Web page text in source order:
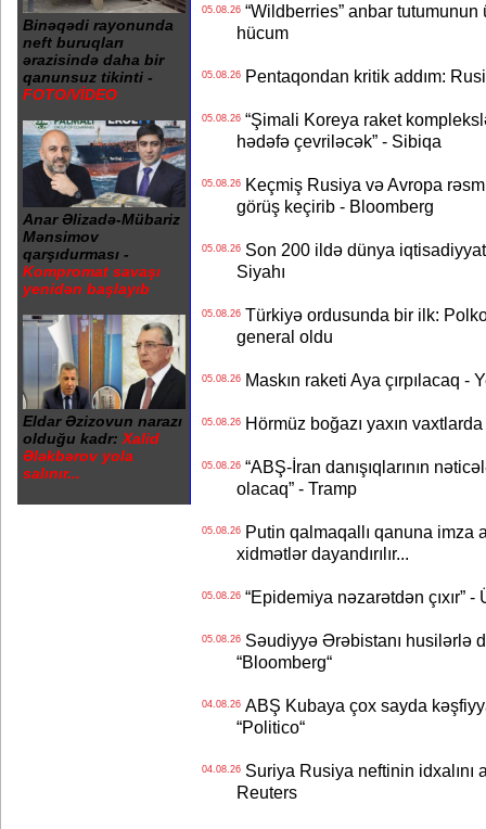
Binəqədi rayonunda
neft buruqları
ərazisində daha bir
qanunsuz tikinti -
FOTO/VİDEO
Anar Əlizadə-Mübariz
Mənsimov
qarşıdurması -
Kompromat savaşı
yenidən başlayıb
Eldar Əzizovun narazı
olduğu kadr: Xalid
Ələkbərov yola
salınır...
05.08.26“Wildberries” anbar tutumunun
hücum
05.08.26Pentaqondan kritik addım:
05.08.26“Şimali Koreya raket
hədəfə çevriləcək” - Sibiqa
05.08.26Keçmiş Rusiya və Avropa
görüş keçirib - Bloomberg
05.08.26Son 200 ildə dünya
Siyahı
05.08.26Türkiyə ordusunda bir ilk:
general oldu
05.08.26Maskın raketi Aya çırpılacaq -
05.08.26Hörmüz boğazı yaxın
05.08.26“ABŞ-İran danışıqlarının
olacaq” - Tramp
05.08.26Putin qalmaqallı qanuna imza
xidmətlər dayandırılır...
05.08.26“Epidemiya nəzarətdən çıxır” -
05.08.26Səudiyyə Ərəbistanı husilərlə
“Bloomberg“
04.08.26ABŞ Kubaya çox sayda
“Politico“
04.08.26Suriya Rusiya neftinin idxalını
Reuters